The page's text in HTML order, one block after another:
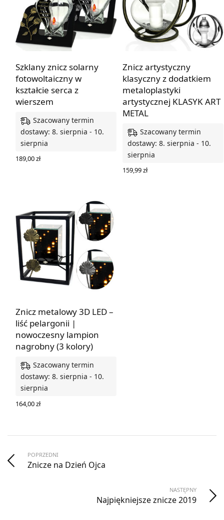
Szklany znicz solarny
fotowoltaiczny w
kształcie serca z
wierszem
Szacowany termin
dostawy: 8. sierpnia - 10.
sierpnia
189,00zł
Znicz artystyczny
klasyczny z dodatkiem
metaloplastyki
artystycznej KLASYK ART
METAL
Szacowany termin
dostawy: 8. sierpnia - 10.
sierpnia
159,99zł
Znicz metalowy 3D LED –
liść pelargonii |
nowoczesny lampion
nagrobny (3 kolory)
Szacowany termin
dostawy: 8. sierpnia - 10.
sierpnia
164,00zł
POPRZEDNI
Znicze na Dzień Ojca
NASTĘPNY
Najpiękniejsze znicze 2019